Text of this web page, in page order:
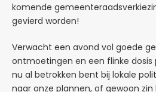
komende
gevierd worden!
Verwacht een avond vol goede
ontmoetingen en een flinke dosis
nu al betrokken bent bij lokale
naar onze plannen, of gewoon